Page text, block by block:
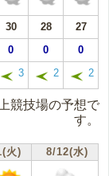
30 28
27
0 0 0
3 2 2
競技場の予想で
す。
火) 8/12(水)